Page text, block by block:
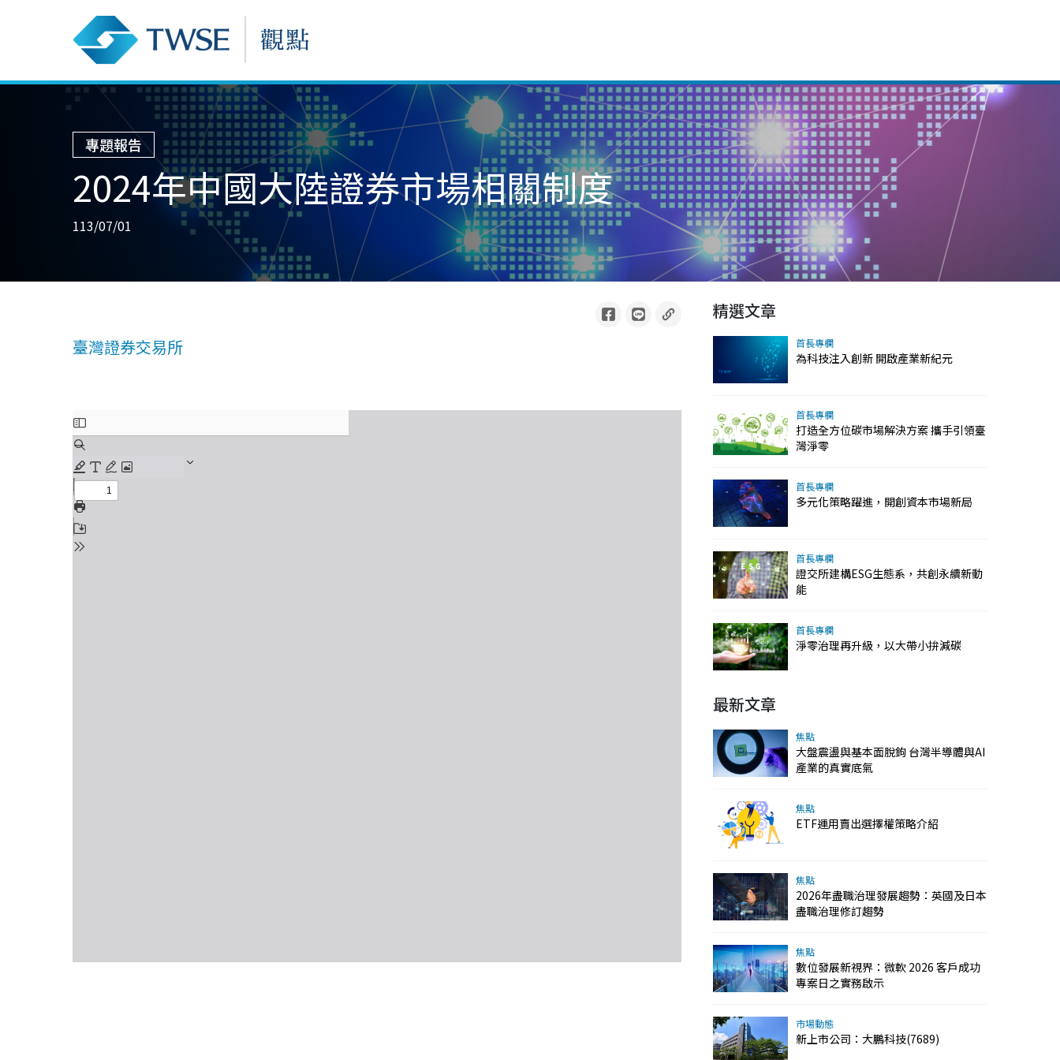
專題報告
2024年中國大陸證券市場相關制度
113/07/01
臺灣證券交易所
精選文章
首長專欄
為科技注入創新 開啟產業新紀元
首長專欄
打造全方位碳市場解決方案 攜手引領臺
灣淨零
首長專欄
多元化策略躍進，開創資本市場新局
首長專欄
證交所建構ESG生態系，共創永續新動
能
首長專欄
淨零治理再升級，以大帶小拚減碳
最新文章
焦點
大盤震盪與基本面脫鉤 台灣半導體與AI
產業的真實底氣
焦點
ETF運用賣出選擇權策略介紹
焦點
2026年盡職治理發展趨勢：英國及日本
盡職治理修訂趨勢
焦點
數位發展新視界：微軟 2026 客戶成功
專案日之實務啟示
市場動態
新上市公司：大鵬科技(7689)